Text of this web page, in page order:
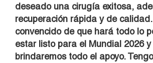
deseado una cirugía exitosa,
recuperación rápida y de
convencido de que hará todo lo
estar listo para el Mundial 2026 y
brindaremos todo el apoyo.